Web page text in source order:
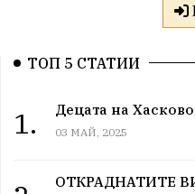
ТОП 5 СТАТИИ
1. Децата на
03 МАЙ, 2025
ОТКРАДНАТИТЕ